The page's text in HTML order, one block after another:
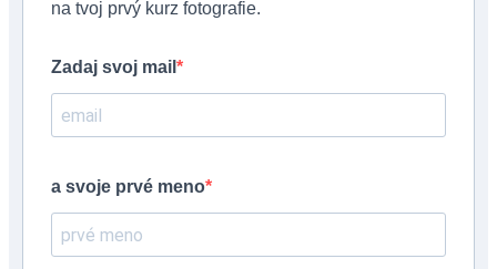
na tvoj prvý kurz fotografie.
Zadaj svoj mail
a svoje prvé meno